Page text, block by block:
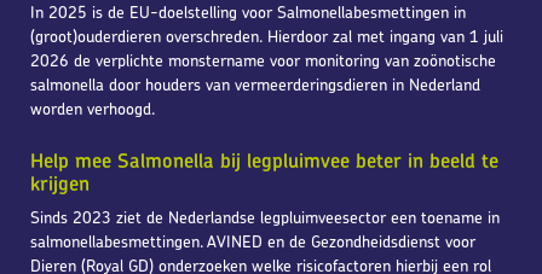
In 2025 is de EU-doelstelling voor Salmonellabesmettingen in
(groot)ouderdieren overschreden. Hierdoor zal met ingang van 1 juli
2026 de verplichte monstername voor monitoring van zoönotische
salmonella door houders van vermeerderingsdieren in Nederland
worden verhoogd.
Help mee Salmonella bij legpluimvee beter in beeld te
krijgen
Sinds 2023 ziet de Nederlandse legpluimveesector een toename in
salmonellabesmettingen. AVINED en de Gezondheidsdienst voor
Dieren (Royal GD) onderzoeken welke risicofactoren hierbij een rol